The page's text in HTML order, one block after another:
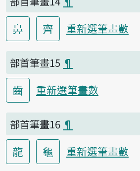
鼻 齊 重新選筆畫數
部首筆畫15 ¶
齒 重新選筆畫數
部首筆畫16 ¶
龍 龜 重新選筆畫數